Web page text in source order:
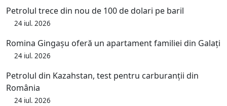
Petrolul trece din nou de 100 de dolari pe baril
24 iul. 2026
Romina Gingașu oferă un apartament familiei din Galați
24 iul. 2026
Petrolul din Kazahstan, test pentru carburanții din
România
24 iul. 2026